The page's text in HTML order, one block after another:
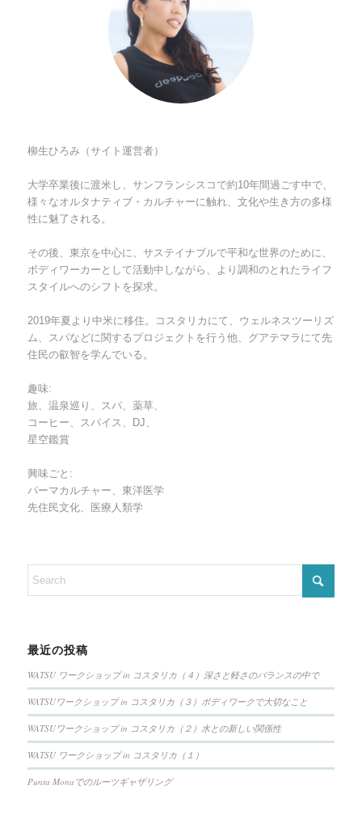
柳生ひろみ（サイト運営者）
大学卒業後に渡米し、サンフランシスコで約10年間過ごす中で、
様々なオルタナティブ・カルチャーに触れ、文化や生き方の多様
性に魅了される。
その後、東京を中心に、サステイナブルで平和な世界のために、
ボディワーカーとして活動中しながら、より調和のとれたライフ
スタイルへのシフトを探求。
2019年夏より中米に移住。コスタリカにて、ウェルネスツーリズ
ム、スパなどに関するプロジェクトを行う他、グアテマラにて先
住民の叡智を学んでいる。
趣味:
旅、温泉巡り、スパ、薬草、
コーヒー、スパイス、DJ、
星空鑑賞
興味ごと:
パーマカルチャー、東洋医学
先住民文化、医療人類学
最近の投稿
WATSU ワークショップ in コスタリカ（４）深さと軽さのバランスの中で
WATSUワークショップ in コスタリカ（３）ボディワークで大切なこと
WATSUワークショップ in コスタリカ（２）水との新しい関係性
WATSU ワークショップ in コスタリカ（１）
Punta Monaでのルーツギャザリング